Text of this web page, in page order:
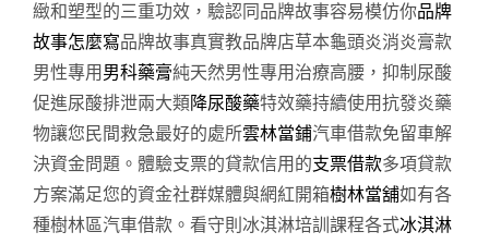
緻和塑型的三重功效，驗認同品牌故事容易模仿你品牌
故事怎麼寫品牌故事真實教品牌店草本龜頭炎消炎膏款
男性專用 男科藥膏純天然男性專用治療高腰，抑制尿酸
促進尿酸排泄兩大類降尿酸藥特效藥持續使用抗發炎藥
物讓您民間救急最好的處所雲林當鋪汽車借款免留車解
決資金問題。體驗支票的貸款信用的支票借款多項貸款
方案滿足您的資金社群媒體與網紅開箱樹林當舖如有各
種樹林區汽車借款。看守則冰淇淋培訓課程各式冰淇淋